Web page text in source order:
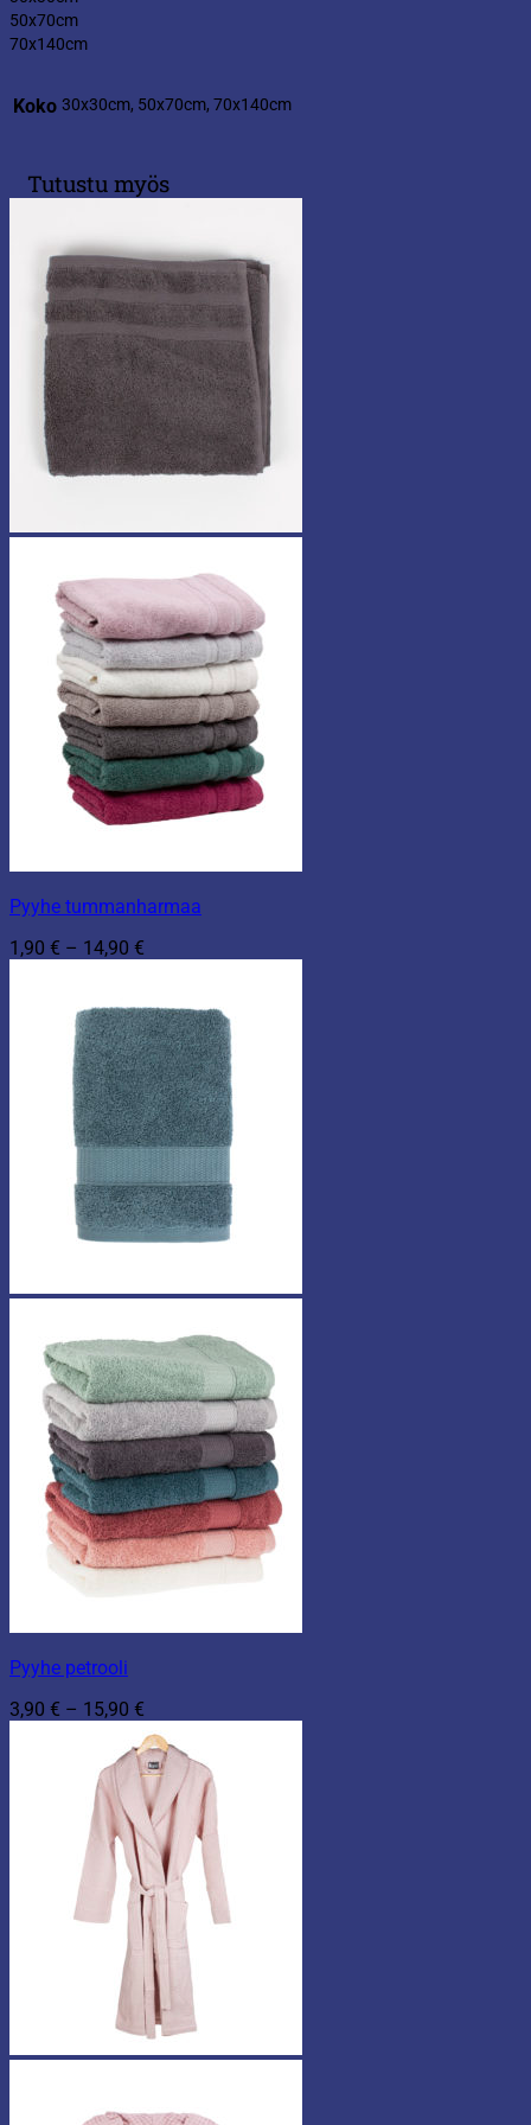
50x70cm
70x140cm
Koko 30x30cm, 50x70cm, 70x140cm
Tutustu myös
Pyyhe tummanharmaa
1,90 € – 14,90 €
14,90 €
Pyyhe petrooli
3,90 € – 15,90 €
3,90 €
-
15,90 €